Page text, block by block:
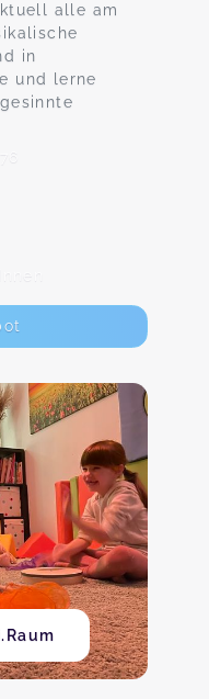
alle am
in
und lerne